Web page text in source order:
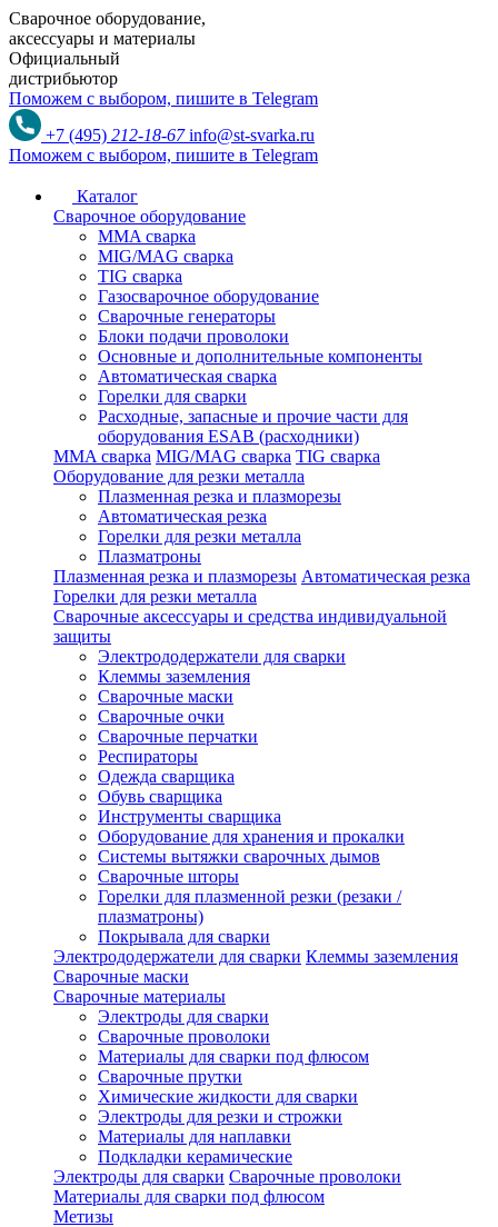
Сварочное оборудование,
аксессуары и материалы
Официальный
дистрибьютор
Поможем с выбором, пишите в Telegram
+7 (495) 212-18-67 info@st-svarka.ru
Поможем с выбором, пишите в Telegram
Каталог
Сварочное оборудование
MMA сварка
MIG/MAG сварка
TIG сварка
Газосварочное оборудование
Сварочные генераторы
Блоки подачи проволоки
Основные и дополнительные компоненты
Автоматическая сварка
Горелки для сварки
Расходные, запасные и прочие части для
оборудования ESAB (расходники)
MMA сварка MIG/MAG сварка TIG сварка
Оборудование для резки металла
Плазменная резка и плазморезы
Автоматическая резка
Горелки для резки металла
Плазматроны
Плазменная резка и плазморезы Автоматическая резка
Горелки для резки металла
Сварочные аксессуары и средства индивидуальной
защиты
Электрододержатели для сварки
Клеммы заземления
Сварочные маски
Сварочные очки
Сварочные перчатки
Респираторы
Одежда сварщика
Обувь сварщика
Инструменты сварщика
Оборудование для хранения и прокалки
Системы вытяжки сварочных дымов
Сварочные шторы
Горелки для плазменной резки (резаки /
плазматроны)
Покрывала для сварки
Электрододержатели для сварки Клеммы заземления
Сварочные маски
Сварочные материалы
Электроды для сварки
Сварочные проволоки
Материалы для сварки под флюсом
Сварочные прутки
Химические жидкости для сварки
Электроды для резки и строжки
Материалы для наплавки
Подкладки керамические
Электроды для сварки Сварочные проволоки
Материалы для сварки под флюсом
Метизы